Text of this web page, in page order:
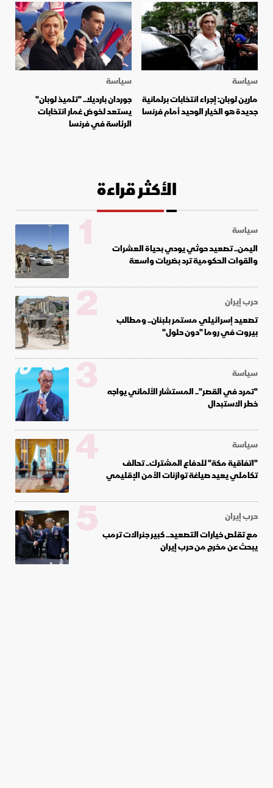
سياسة
مارين لوبان: إجراء انتخابات برلمانية
جديدة هو الخيار الوحيد أمام فرنسا
سياسة
جوردان بارديلا.. "تلميذ لوبان"
يستعد لخوض غمار انتخابات
الرئاسة في فرنسا
الأكثر قراءة
سياسة
اليمن.. تصعيد حوثي يودي بحياة العشرات
والقوات الحكومية ترد بضربات واسعة
1
حرب إيران
تصعيد إسرائيلي مستمر بلبنان.. ومطالب
بيروت في روما "دون حلول"
2
سياسة
"تمرد في القصر".. المستشار الألماني يواجه
خطر الاستبدال
3
سياسة
"اتفاقية مكة" للدفاع المشترك.. تحالف
تكاملي يعيد صياغة توازنات الأمن الإقليمي 4
حرب إيران
مع تقلص خيارات التصعيد.. كبير جنرالات ترمب
يبحث عن مخرج من حرب إيران
5